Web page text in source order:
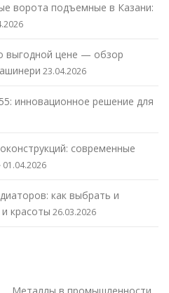
ворота подъемные в Казани:
выгодной цене — обзор
23.04.2026
инновационное решение для
современные
01.04.2026
как выбрать и
красоты 26.03.2026